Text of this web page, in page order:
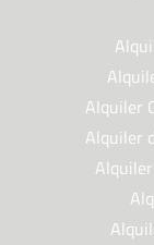
Alquiler
Alquiler